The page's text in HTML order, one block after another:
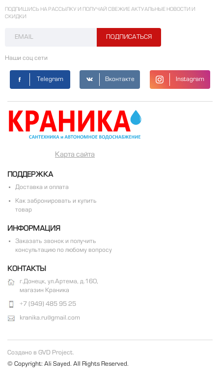
ПОДПИШИСЬ НА РАССЫЛКУ И ПОЛУЧАЙ СВЕЖИЕ АКТУАЛЬНЫЕ НОВОСТИ И
СКИДКИ
Наши соц сети
Telegram Вконтакте Instagram
Карта сайта
ПОДДЕРЖКА
Доставка и оплата
Как забронировать и купить
товар
ИНФОРМАЦИЯ
Заказать звонок и получить
консультацию по любому вопросу
КОНТАКТЫ
г.Донецк, ул.Артема, д.160,
магазин Краника
+7 (949) 485 95 25
kranika.ru@gmail.com
Создано в GVD Project.
© Copyright: Ali Sayed. All Rights Reserved.